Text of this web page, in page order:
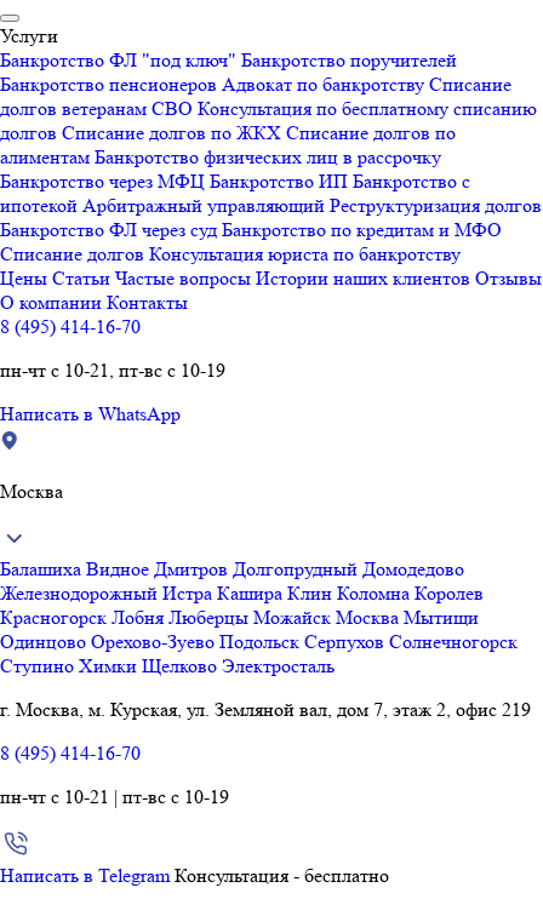
Услуги
Банкротство ФЛ "под ключ" Банкротство поручителей
Банкротство пенсионеров Адвокат по банкротству Списание
долгов ветеранам СВО Консультация по бесплатному списанию
долгов Списание долгов по ЖКХ Списание долгов по
алиментам Банкротство физических лиц в рассрочку
Банкротство через МФЦ Банкротство ИП Банкротство с
ипотекой Арбитражный управляющий Реструктуризация долгов
Банкротство ФЛ через суд Банкротство по кредитам и МФО
Списание долгов Консультация юриста по банкротству
Цены Статьи Частые вопросы Истории наших клиентов Отзывы
О компании Контакты
8 (495) 414-16-70
пн-чт с 10-21, пт-вс с 10-19
Написать в WhatsApp
Москва
Балашиха Видное Дмитров Долгопрудный Домодедово
Железнодорожный Истра Кашира Клин Коломна Королев
Красногорск Лобня Люберцы Можайск Москва Мытищи
Одинцово Орехово-Зуево Подольск Серпухов Солнечногорск
Ступино Химки Щелково Электросталь
г. Москва, м. Курская, ул. Земляной вал, дом 7, этаж 2, офис 219
8 (495) 414-16-70
пн-чт с 10-21 | пт-вс с 10-19
Написать в Telegram Консультация - бесплатно